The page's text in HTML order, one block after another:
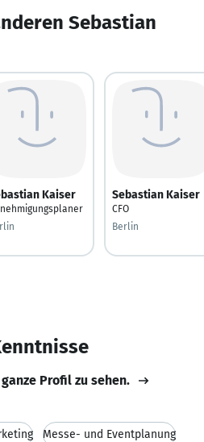
Sebastian
Kaiser Sebastian Kaiser
CFO
Berlin
Profil zu sehen.
Messe- und Eventplanung